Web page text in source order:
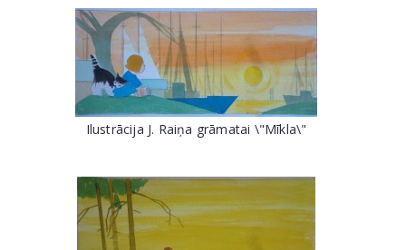
Ilustrācija J. Raiņa grāmatai \"Mīkla\"